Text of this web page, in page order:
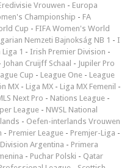
Vrouwen - Europa
Championship - FA
Cup - FIFA Women's World
Nemzeti Bajnokság NB 1 - I
1 - Irish Premier Division -
Johan Cruijff Schaal - Jupiler Pro
Cup - League One - League
MX - Liga MX - Liga MX Femenil -
Next Pro - Nations League -
League - NWSL National
- Oefen-interlands Vrouwen
- Premier League - Premjer-Liga -
Argentina - Primera
- Puchar Polski - Qatar